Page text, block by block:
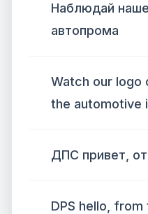
Наблюдай
автопрома
Watch our logo
the automotive
ДПС привет,
DPS hello,